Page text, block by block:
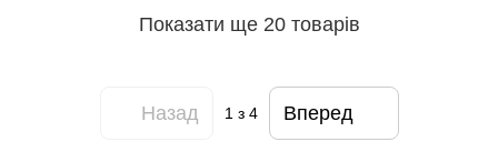
Показати ще 20 товарів
Назад 1з 4 Вперед